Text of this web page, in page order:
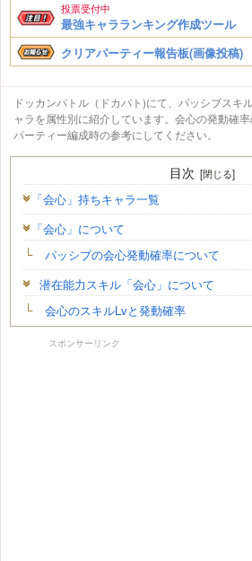
投票受付中
最強キャラランキング作成ツール
クリアパーティー報告板(画像投稿)
ドッカンバトル（ドカバト)にて、パッシブスキ
ャラを属性別に紹介しています。会心の発動確
パーティー編成時の参考にしてください。
目次
「会心」持ちキャラ一覧
「会心」について
パッシブの会心発動確率について
潜在能力スキル「会心」について
会心のスキルLvと発動確率
スポンサーリンク